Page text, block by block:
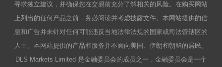
寻求独立建议，并确保您在交易前充分了解相关的风险。在购买网站
上列出的任何产品之前，务必阅读并考虑披露文件。本网站提供的信
息和广告并未针对任何可能违反当地法律法规的国家或司法管辖区的
人士。本网站提供的产品和服务并不面向美国、伊朗和朝鲜的居民。
DLS Markets Limited 是金融委员会的成员之一，金融委员会是一个